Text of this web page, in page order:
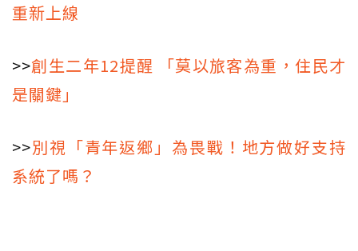
重新上線
>>創生二年12提醒 「莫以旅客為重，住民才
是關鍵」
>>別視「青年返鄉」為畏戰！地方做好支持
系統了嗎？